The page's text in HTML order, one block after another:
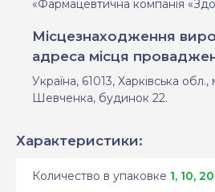
«Фармацевтична компанія
Місцезнаходження
адреса місця
Україна, 61013, Харківська обл.,
Шевченка, будинок 22.
Характеристики:
Количество в упаковке 1, 10, 20